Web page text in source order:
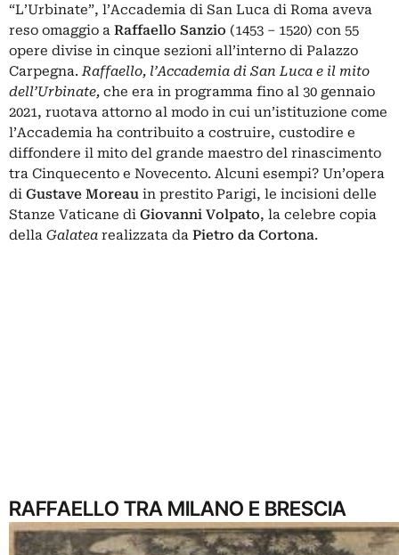
“L’Urbinate”, l’Accademia di San Luca di Roma aveva
reso omaggio a Raffaello Sanzio (1453 – 1520) con 55
opere divise in cinque sezioni all’interno di Palazzo
Carpegna.Raffaello, l’Accademia di San Luca e il mito
dell’Urbinate, che era in programma fino al 30 gennaio
2021, ruotava attorno al modo in cui un’istituzione come
l’Accademia ha contribuito a costruire, custodire e
diffondere il mito del grande maestro del rinascimento
tra Cinquecento e Novecento. Alcuni esempi? Un’opera
di Gustave Moreau in prestito Parigi, le incisioni delle
Stanze Vaticane di Giovanni Volpato, la celebre copia
della Galatea realizzata da Pietro da Cortona.
RAFFAELLO TRA MILANO E BRESCIA